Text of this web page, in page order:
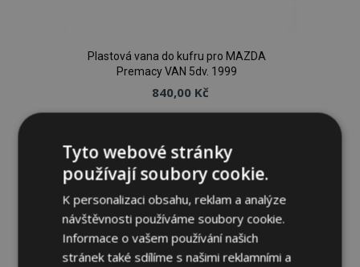
Plastová vana do kufru pro MAZDA
Premacy VAN 5dv. 1999
840,00 Kč
Přidat
k
oblíbeným
Tyto webové stránky
používají soubory cookie.
K personalizaci obsahu, reklam a analýze
návštěvnosti používáme soubory cookie.
Informace o vašem používání našich
stránek také sdílíme s našimi reklamními a